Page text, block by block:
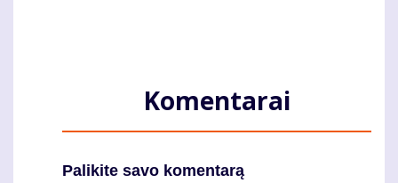
Komentarai
Palikite savo komentarą